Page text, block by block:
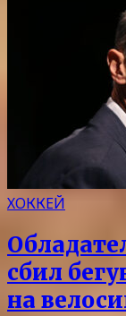
ХОККЕЙ
сбил
на